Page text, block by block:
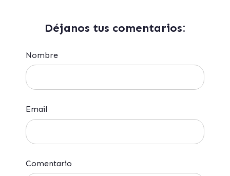
Déjanos tus comentarios:
Nombre
Email
Comentario